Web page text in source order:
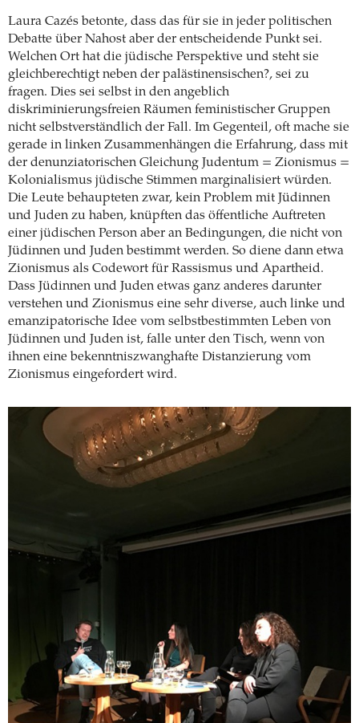
Laura Cazés betonte, dass das für sie in jeder politischen
Debatte über Nahost aber der entscheidende Punkt sei.
Welchen Ort hat die jüdische Perspektive und steht sie
gleichberechtigt neben der palästinensischen?, sei zu
fragen. Dies sei selbst in den angeblich
diskriminierungsfreien Räumen feministischer Gruppen
nicht selbstverständlich der Fall. Im Gegenteil, oft mache sie
gerade in linken Zusammenhängen die Erfahrung, dass mit
der denunziatorischen Gleichung Judentum = Zionismus =
Kolonialismus jüdische Stimmen marginalisiert würden.
Die Leute behaupteten zwar, kein Problem mit Jüdinnen
und Juden zu haben, knüpften das öffentliche Auftreten
einer jüdischen Person aber an Bedingungen, die nicht von
Jüdinnen und Juden bestimmt werden. So diene dann etwa
Zionismus als Codewort für Rassismus und Apartheid.
Dass Jüdinnen und Juden etwas ganz anderes darunter
verstehen und Zionismus eine sehr diverse, auch linke und
emanzipatorische Idee vom selbstbestimmten Leben von
Jüdinnen und Juden ist, falle unter den Tisch, wenn von
ihnen eine bekenntniszwanghafte Distanzierung vom
Zionismus eingefordert wird.